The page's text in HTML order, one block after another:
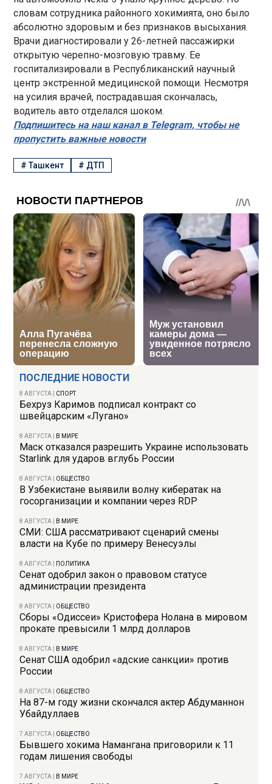
ПОСЛЕДНИЕ НОВОСТИ
8 АВГУСТА СПОРТ
Бехруз Каримов подписал контракт со
швейцарским «Лугано»
8 АВГУСТА В МИРЕ
Маск отказался разрешить Украине использовать
Starlink для ударов вглубь России
8 АВГУСТА ОБЩЕСТВО
В Узбекистане выявили волну кибератак на
госорганизации и компании через RDP
8 АВГУСТА В МИРЕ
СМИ: США рассматривают сценарий смены
власти на Кубе по примеру Венесуэлы
8 АВГУСТА ПОЛИТИКА
Сенат одобрил закон о правовом статусе
администрации президента
8 АВГУСТА ОБЩЕСТВО
Сборы «Одиссеи» Кристофера Нолана в мировом
прокате превысили 1 млрд долларов
8 АВГУСТА В МИРЕ
Сенат США одобрил «адские санкции» против
России
8 АВГУСТА ОБЩЕСТВО
На 87-м году жизни скончался актер Абдуманнон
Убайдуллаев
7 АВГУСТА ОБЩЕСТВО
Бывшего хокима Намангана приговорили к 11
годам лишения свободы
7 АВГУСТА В МИРЕ
словам сотрудника районного хокимията, оно было
абсолютно здоровым и без признаков высыхания.
Врачи диагностировали у 26-летней пассажирки
открытую черепно-мозговую травму. Ее
госпитализировали в Республиканский научный
центр экстренной медицинской помощи. Несмотря
на усилия врачей, пострадавшая скончалась,
водитель авто отделался шоком.
Подпишитесь на наш канал в Telegram, чтобы не
пропустить важные новости
#Ташкент # ДТП